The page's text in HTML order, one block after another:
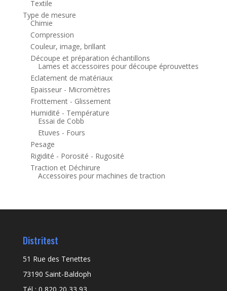
Textile
Type de mesure
Chimie
Compression
Couleur, image, brillant
Découpe et préparation échantillons
Lames et accessoires pour découpe éprouvettes
Eclatement de matériaux
Epaisseur - Micromètres
Frottement - Glissement
Humidité - Température
Essai de Cobb
Etuves - Fours
Pesage
Rigidité - Porosité - Rugosité
Traction et Déchirure
Accessoires pour machines de traction
Distritest
51 Rue des Tenettes
73190 Saint-Baldoph